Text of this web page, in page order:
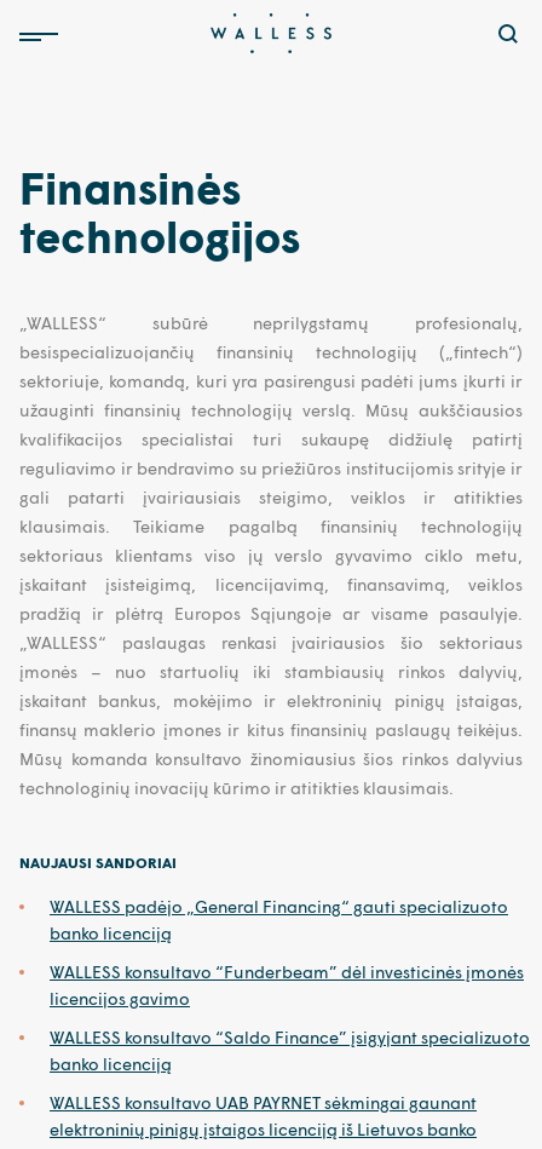
Finansinės
technologijos
„WALLESS“ subūrė neprilygstamų profesionalų,
besispecializuojančių finansinių technologijų („fintech“)
sektoriuje, komandą, kuri yra pasirengusi padėti jums įkurti ir
užauginti finansinių technologijų verslą. Mūsų aukščiausios
kvalifikacijos specialistai turi sukaupę didžiulę patirtį
reguliavimo ir bendravimo su priežiūros institucijomis srityje ir
gali patarti įvairiausiais steigimo, veiklos ir atitikties
klausimais. Teikiame pagalbą finansinių technologijų
sektoriaus klientams viso jų verslo gyvavimo ciklo metu,
įskaitant įsisteigimą, licencijavimą, finansavimą, veiklos
pradžią ir plėtrą Europos Sąjungoje ar visame pasaulyje.
„WALLESS“ paslaugas renkasi įvairiausios šio sektoriaus
įmonės – nuo startuolių iki stambiausių rinkos dalyvių,
įskaitant bankus, mokėjimo ir elektroninių pinigų įstaigas,
finansų maklerio įmones ir kitus finansinių paslaugų teikėjus.
Mūsų komanda konsultavo žinomiausius šios rinkos dalyvius
technologinių inovacijų kūrimo ir atitikties klausimais.
NAUJAUSI SANDORIAI
WALLESS padėjo „General Financing“ gauti specializuoto
banko licenciją
WALLESS konsultavo “Funderbeam” dėl investicinės įmonės
licencijos gavimo
WALLESS konsultavo “Saldo Finance” įsigyjant specializuoto
banko licenciją
WALLESS konsultavo UAB PAYRNET sėkmingai gaunant
elektroninių pinigų įstaigos licenciją iš Lietuvos banko